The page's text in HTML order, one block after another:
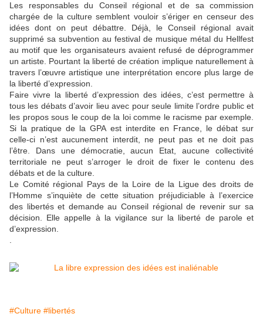
Les responsables du Conseil régional et de sa commission
chargée de la culture semblent vouloir s’ériger en censeur des
idées dont on peut débattre. Déjà, le Conseil régional avait
supprimé sa subvention au festival de musique métal du Hellfest
au motif que les organisateurs avaient refusé de déprogrammer
un artiste. Pourtant la liberté de création implique naturellement à
travers l’œuvre artistique une interprétation encore plus large de
la liberté d’expression.
Faire vivre la liberté d’expression des idées, c’est permettre à
tous les débats d’avoir lieu avec pour seule limite l’ordre public et
les propos sous le coup de la loi comme le racisme par exemple.
Si la pratique de la GPA est interdite en France, le débat sur
celle-ci n’est aucunement interdit, ne peut pas et ne doit pas
l’être. Dans une démocratie, aucun Etat, aucune collectivité
territoriale ne peut s’arroger le droit de fixer le contenu des
débats et de la culture.
Le Comité régional Pays de la Loire de la Ligue des droits de
l’Homme s’inquiète de cette situation préjudiciable à l’exercice
des libertés et demande au Conseil régional de revenir sur sa
décision. Elle appelle à la vigilance sur la liberté de parole et
d’expression.
#Culture #libertés